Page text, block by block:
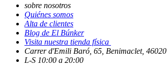
sobre nosotros
Quiénes somos
Alta de clientes
Blog de El Búnker
Visita nuestra tienda física
Carrer d'Emili Baró, 65, Benimaclet, 46020
L-S 10:00 a 20:00